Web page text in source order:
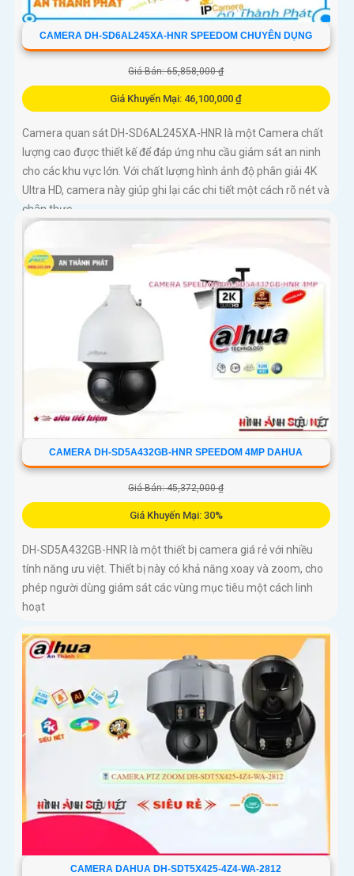
CAMERA DH-SD6AL245XA-HNR SPEEDOM CHUYÊN DỤNG
Giá Bán: 65,858,000 ₫
Giá Khuyến Mại: 46,100,000 ₫
Camera quan sát DH-SD6AL245XA-HNR là một Camera chất
lượng cao được thiết kế để đáp ứng nhu cầu giám sát an ninh
cho các khu vực lớn. Với chất lượng hình ảnh độ phân giải 4K
Ultra HD, camera này giúp ghi lại các chi tiết một cách rõ nét và
chân thực
CAMERA DH-SD5A432GB-HNR SPEEDOM 4MP DAHUA
Giá Bán: 45,372,000 ₫
Giá Khuyến Mại: 30%
DH-SD5A432GB-HNR là một thiết bị camera giá rẻ với nhiều
tính năng ưu việt. Thiết bị này có khả năng xoay và zoom, cho
phép người dùng giám sát các vùng mục tiêu một cách linh
hoạt
CAMERA DAHUA DH-SDT5X425-4Z4-WA-2812